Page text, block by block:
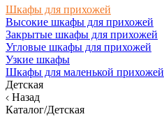
Шкафы для прихожей
Высокие шкафы для прихожей
Закрытые шкафы для прихожей
Угловые шкафы для прихожей
Узкие шкафы
Шкафы для маленькой прихожей
Детская
Назад
Каталог/Детская